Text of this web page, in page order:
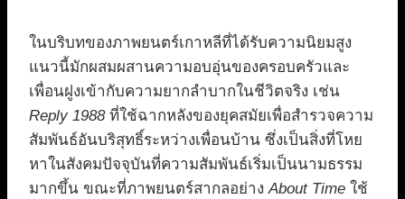
ในบริบทของภาพยนตร์เกาหลีที่ได้รับความนิยมสูง
แนวนี้มักผสมผสานความอบอุ่นของครอบครัวและ
เพื่อนฝูงเข้ากับความยากลำบากในชีวิตจริง เช่น
Reply 1988ที่ใช้ฉากหลังของยุคสมัยเพื่อสำรวจความ
สัมพันธ์อันบริสุทธิ์ระหว่างเพื่อนบ้าน ซึ่งเป็นสิ่งที่โหย
หาในสังคมปัจจุบันที่ความสัมพันธ์เริ่มเป็นนามธรรม
มากขึ้น ขณะที่ภาพยนตร์สากลอย่างAbout Time ใช้